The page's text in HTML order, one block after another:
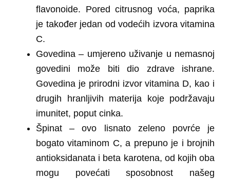
flavonoide. Pored citrusnog voća, paprika
je također jedan od vodećih izvora vitamina
C.
Govedina– umjereno uživanje u nemasnoj
govedini može biti dio zdrave ishrane.
Govedina je prirodni izvor vitamina D, kao i
drugih hranljivih materija koje podržavaju
imunitet, poput cinka.
Špinat– ovo lisnato zeleno povrće je
bogato vitaminom C, a prepuno je i brojnih
antioksidanata i beta karotena, od kojih oba
mogu povećati sposobnost našeg